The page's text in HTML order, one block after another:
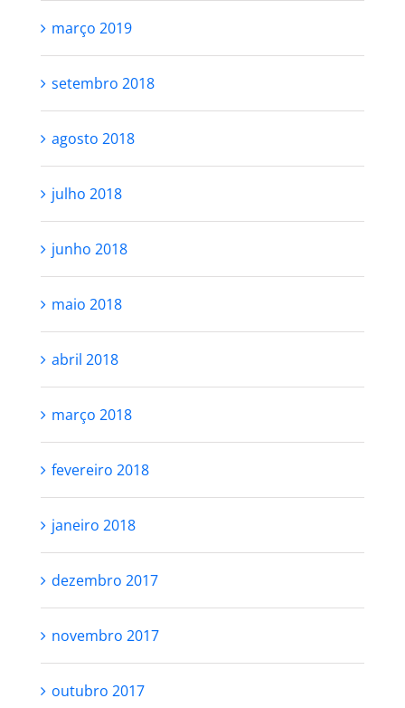
março 2019
setembro 2018
agosto 2018
julho 2018
junho 2018
maio 2018
abril 2018
março 2018
fevereiro 2018
janeiro 2018
dezembro 2017
novembro 2017
outubro 2017